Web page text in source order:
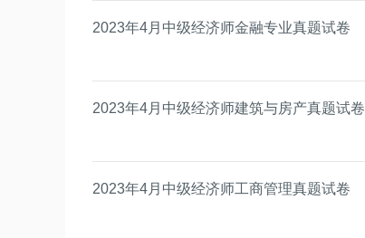
2023年4月中级经济师金融专业真题试卷
2023年4月中级经济师建筑与房产真题试卷
2023年4月中级经济师工商管理真题试卷